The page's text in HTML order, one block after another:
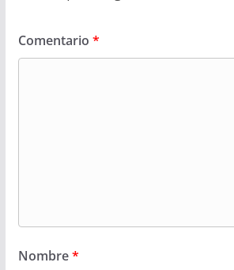
Comentario *
Nombre*